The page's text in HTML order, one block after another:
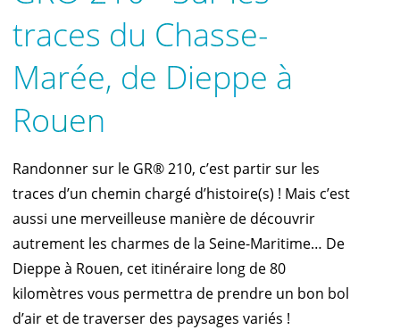
traces du Chasse-
Marée, de Dieppe à
Rouen
Randonner sur le GR® 210, c’est partir sur les
traces d’un chemin chargé d’histoire(s) ! Mais c’est
aussi une merveilleuse manière de découvrir
autrement les charmes de la Seine-Maritime… De
Dieppe à Rouen, cet itinéraire long de 80
kilomètres vous permettra de prendre un bon bol
d’air et de traverser des paysages variés !